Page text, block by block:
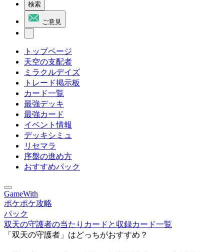
検索
ご意見
トップページ
天空の支配者
ミラクルデイズ
トレード掲示板
カード一覧
最強デッキ
最強カード
イベント情報
デッキシミュ
リセマラ
序盤の進め方
おすすめパック
GameWith
ポケポケ攻略
パック
双天の守護者の当たりカードと収録カード一覧
「双天の守護者」はどっちがおすすめ？